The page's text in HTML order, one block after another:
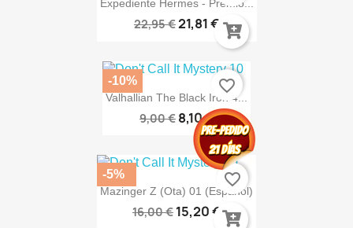
Expediente Hermes - Premio...
22,95 €21,81 €
Valhallian The Black Iron 4...
9,00 € 8,10 €
-10% favorite_border
Mazinger Z (Ota) 01 (Español)
16,00 € 15,20 €
-5% favorite_border